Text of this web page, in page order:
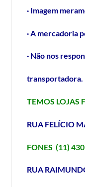
· Imagem
· A mercadoria
· Não nos
transportadora.
TEMOS LOJAS
RUA FELÍCIO
FONES (11)
RUA